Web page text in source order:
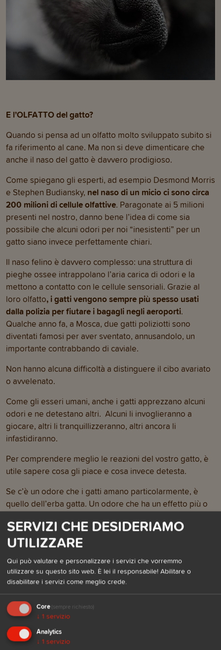
E l’OLFATTO del gatto?
Quando si pensa ad un olfatto molto sviluppato subito si
fa riferimento al cane. Ma non si deve dimenticare che
anche il naso del gatto è davvero prodigioso.
Come spiegano gli esperti, ad esempio Desmond Morris
e Stephen Budiansky, nel naso di un micio ci sono circa
200 milioni di cellule olfattive. Paragonate ai 5 milioni
presenti nel nostro, danno bene l’idea di come sia
possibile che alcuni odori per noi “inesistenti” per un
gatto siano invece perfettamente chiari.
Il naso felino è davvero complesso: una struttura di
pieghe ossee intrappolano l’aria carica di odori e la
mettono a contatto con le cellule sensoriali. Grazie al
loro olfatto, i gatti vengono sempre più spesso usati
dalla polizia per fiutare i bagagli negli aeroporti.
Qualche anno fa, a Mosca, due gatti poliziotti sono
diventati famosi per aver sventato, annusandolo, un
importante contrabbando di caviale.
Non hanno alcuna difficoltà a distinguere il cibo avariato
o avvelenato.
Come gli esseri umani, anche i gatti apprezzano alcuni
odori e ne detestano altri. Alcuni li invoglieranno a
giocare, altri li tranquillizzeranno, altri ancora li
infastidiranno.
Per comprendere meglio le reazioni del vostro gatto, è
utile sapere cosa gli piace e cosa invece detesta.
Se c’è un odore che i gatti amano particolarmente, è
quello dell’erba gatta. Un odore che ha un effetto più o
odori minerali e quelli vegetali, come ad esempio gli
ulivi. Fragranze come la menta e la noce moscata lo
compiacerlo, comprategli un alberello di ulivo. Se il
profumo della lavanda e della vaniglia hanno un effetto
ovvero marcare il territorio. L’eucalipto è utile per
combattere raffreddori e migliora la respirazione.
Se pensiamo che l’odore delle arance sia forte, per il
vostro felino lo sarà molto di più quindi, onde evitare che
SERVIZI CHE DESIDERIAMO
UTILIZZARE
Qui può valutare e personalizzare i servizi che vorremmo
utilizzare su questo sito web. È lei il responsabile! Abilitare o
disabilitare i servizi come meglio crede.
Core (sempre richiesto)
↓ 1 servizio
Analytics
↓ 1 servizio